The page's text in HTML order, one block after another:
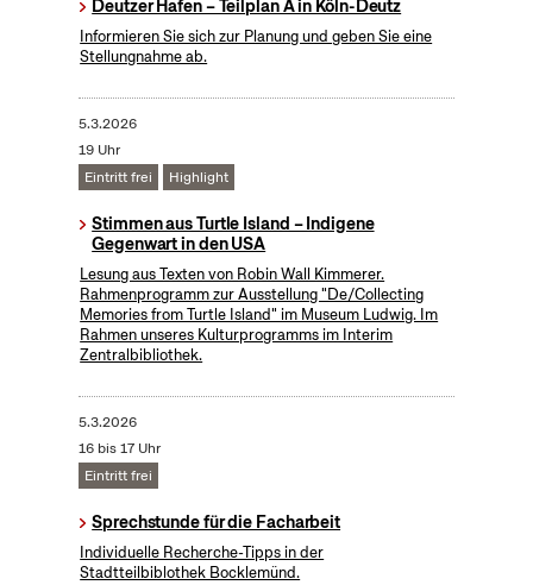
Deutzer Hafen – Teilplan A in Köln-Deutz
Informieren Sie sich zur Planung und geben Sie eine
Stellungnahme ab.
5.3.2026
19 Uhr
Eintritt frei
Highlight
Stimmen aus Turtle Island – Indigene
Gegenwart in den USA
Lesung aus Texten von Robin Wall Kimmerer.
Rahmenprogramm zur Ausstellung "De/Collecting
Memories from Turtle Island" im Museum Ludwig. Im
Rahmen unseres Kulturprogramms im Interim
Zentralbibliothek.
5.3.2026
16 bis 17 Uhr
Eintritt frei
Sprechstunde für die Facharbeit
Individuelle Recherche-Tipps in der
Stadtteilbiblothek Bocklemünd.